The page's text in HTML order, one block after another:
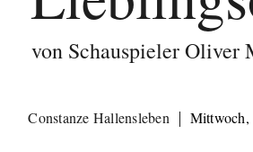
von Schauspieler Oliver
Constanze Hallensleben